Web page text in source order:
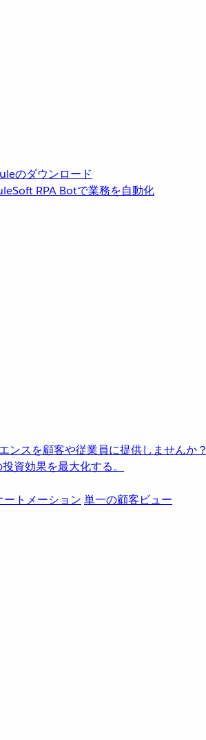
のダウンロード
RPA Botで業務を自動化
ンスを顧客や従業員に提供しませんか？
資効果を最大化する。
ートメーション 単一の顧客ビュー